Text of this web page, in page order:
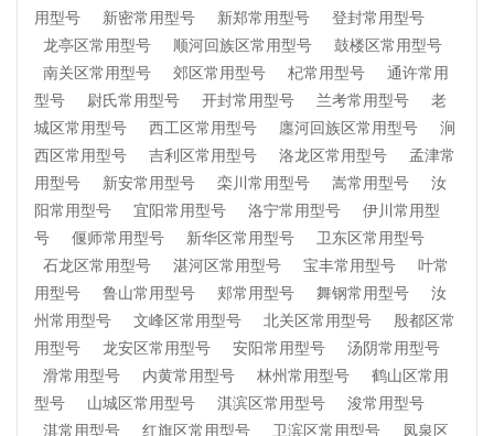
用型号
新密常用型号 新郑常用型号
登封常用型号
龙亭区常用型号
顺河回族区常用型号
鼓楼区常用型号
南关区常用型号
郊区常用型号 杞常用型号
通许常用
型号
尉氏常用型号 开封常用型号 兰考常用型号
老
城区常用型号
西工区常用型号 廛河回族区常用型号
涧
西区常用型号
吉利区常用型号 洛龙区常用型号
孟津常
用型号
新安常用型号 栾川常用型号 嵩常用型号
汝
阳常用型号
宜阳常用型号 洛宁常用型号
伊川常用型
号
偃师常用型号 新华区常用型号
卫东区常用型号
石龙区常用型号
湛河区常用型号 宝丰常用型号
叶常
用型号
鲁山常用型号 郏常用型号 舞钢常用型号
汝
州常用型号
文峰区常用型号 北关区常用型号
殷都区常
用型号
龙安区常用型号 安阳常用型号
汤阴常用型号
滑常用型号
内黄常用型号 林州常用型号
鹤山区常用
型号
山城区常用型号 淇滨区常用型号
浚常用型号
淇常用型号
红旗区常用型号 卫滨区常用型号
凤泉区